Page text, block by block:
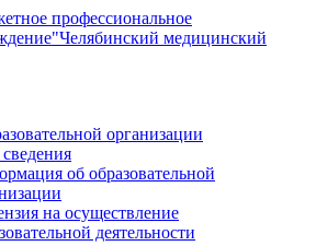
профессиональное
"Челябинский медицинский
организации
об образовательной
на осуществление
деятельности